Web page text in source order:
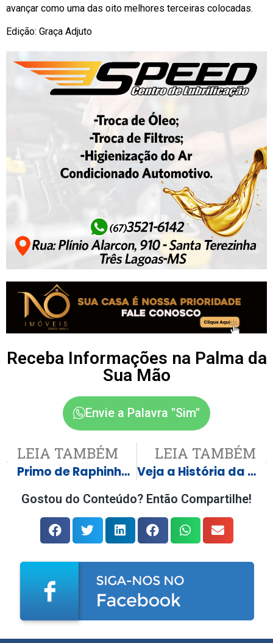
avançar como uma das oito melhores terceiras colocadas.
Edição: Graça Adjuto
Receba Informações na Palma da
Sua Mão
Envie a Palavra "Sim"
LEIA TAMBÉM
Primo de Raphinha reage após Vampeta expor problemas financeiros
LEIA TAMBÉM
Veja a História da Mãe do Goleiro Vózinha do Cabo Verde
Gostou do Conteúdo? Então Compartilhe!